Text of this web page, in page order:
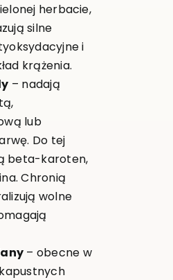
herbacie,
silne
i
krążenia.
– nadają
lub
Do tej
beta-karoten,
Chronią
wolne
– obecne w